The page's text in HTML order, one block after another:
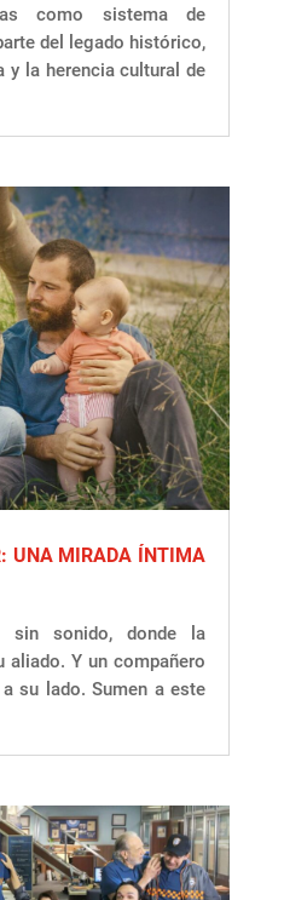
como sistema de
del legado histórico,
y la herencia cultural de
UNA MIRADA ÍNTIMA
sin sonido, donde la
aliado. Y un compañero
su lado. Sumen a este